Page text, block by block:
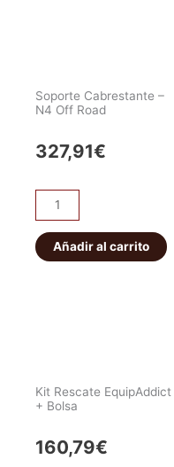
Soporte Cabrestante –
N4 Off Road
327,91€
Soporte
Cabrestante
-
N4
Añadir al carrito
Kit Rescate EquipAddict
+ Bolsa
160,79€